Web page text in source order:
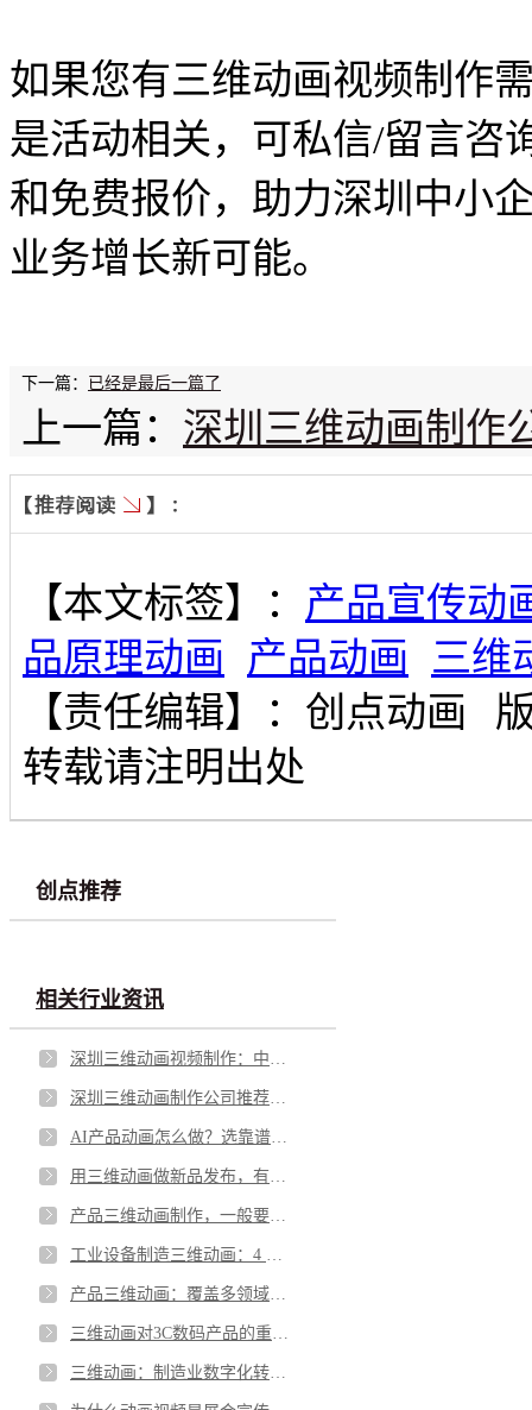
如果您有三维动画视频制作
是活动相关，可私信/留言咨
和免费报价，助力深圳中小
业务增长新可能。
下一篇： 已经是最后一篇了
上一篇： 深圳三维动画制作
【本文标签】： 产品宣传动
品原理动画
产品动画
三维
【责任编辑】： 创点动画
转载请注明出处
创点推荐
相关行业资讯